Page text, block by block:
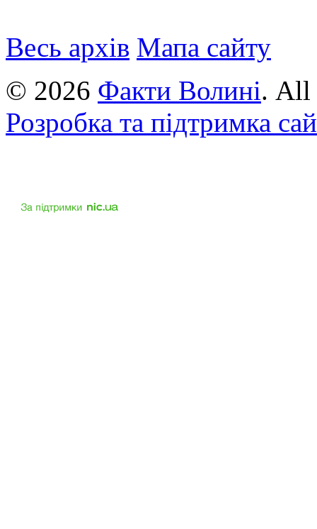
Весь архів Мапа сайту
© 2026 Факти Волині. All
Розробка та підтримка